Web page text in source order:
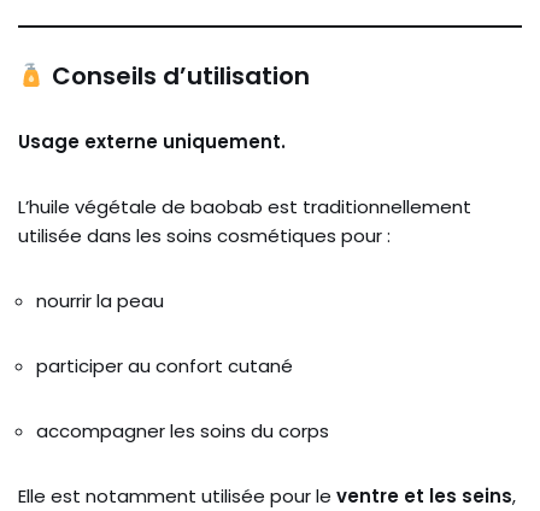
Conseils d’utilisation
Usage externe uniquement.
L’huile végétale de baobab est traditionnellement
utilisée dans les soins cosmétiques pour :
nourrir la peau
participer au confort cutané
accompagner les soins du corps
Elle est notamment utilisée pour le ventre et les seins,